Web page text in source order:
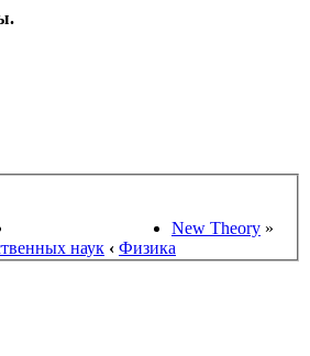
СТАРЫЙ ПОРТАЛ New Theory »
наук ‹ Физика